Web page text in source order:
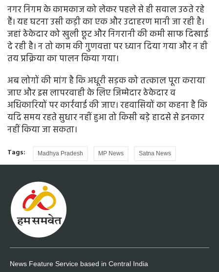
नगर निगम के कामकाज को लेकर पहले से ही सवाल उठते रहे
हैं। यह घटना उसी कड़ी का एक और उदाहरण मानी जा रही है।
जहां ठेकेदार को खुली छूट और निगरानी की कमी साफ दिखाई
दे रही है। न तो काम की गुणवत्ता पर ध्यान दिया गया और न ही
तय प्रक्रिया का पालन किया गया।
अब लोगों की मांग है कि अधूरी सड़क को तत्काल पूरा कराया
जाए और इस लापरवाही के लिए जिम्मेदार ठेकेदार व
अधिकारियों पर कार्रवाई की जाए। रहवासियों का कहना है कि
यदि समय रहते सुधार नहीं हुआ तो किसी बड़े हादसे से इनकार
नहीं किया जा सकता।
Tags: Madhya Pradesh MP News Satna News
News Feature Service based in Central India